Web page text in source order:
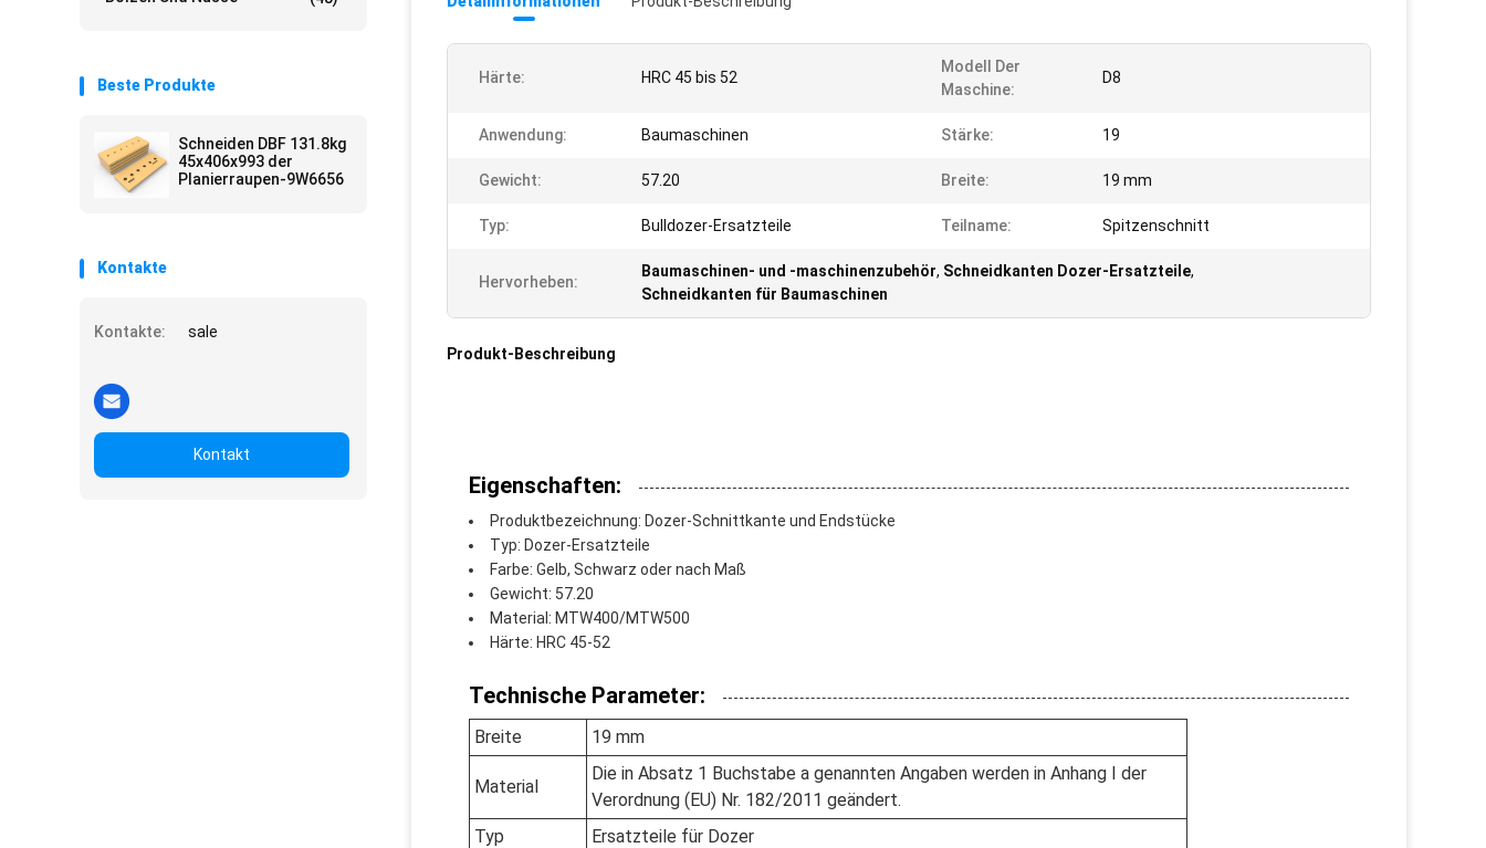
Beste Produkte
Schneiden DBF 131.8kg
45x406x993 der
Planierraupen-9W6656
Kontakte
Kontakte: sale
Kontakt
Härte: HRC 45 bis 52
Modell Der
Maschine:
D8
Anwendung: Baumaschinen Stärke: 19
Gewicht: 57.20 Breite: 19 mm
Typ: Bulldozer-Ersatzteile Teilname: Spitzenschnitt
Hervorheben:
Baumaschinen- und -maschinenzubehör, Schneidkanten Dozer-Ersatzteile,
Schneidkanten für Baumaschinen
Produkt-Beschreibung
Eigenschaften:
Produktbezeichnung: Dozer-Schnittkante und Endstücke
Typ: Dozer-Ersatzteile
Farbe: Gelb, Schwarz oder nach Maß
Gewicht: 57.20
Material: MTW400/MTW500
Härte: HRC 45-52
Technische Parameter:
Breite 19 mm
Material
Die in Absatz 1 Buchstabe a genannten Angaben werden in Anhang I der
Verordnung (EU) Nr. 182/2011 geändert.
Typ
Ersatzteile für Dozer